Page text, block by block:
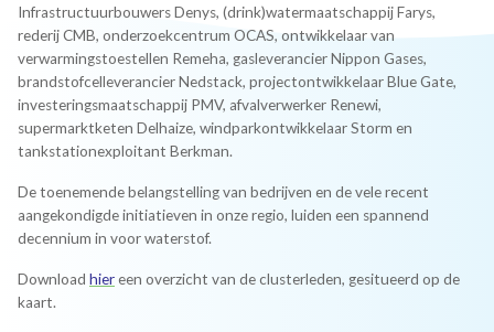
Infrastructuurbouwers Denys, (drink)watermaatschappij Farys,
rederij CMB, onderzoekcentrum OCAS, ontwikkelaar van
verwarmingstoestellen Remeha, gasleverancier Nippon Gases,
brandstofcelleverancier Nedstack, projectontwikkelaar Blue Gate,
investeringsmaatschappij PMV, afvalverwerker Renewi,
supermarktketen Delhaize, windparkontwikkelaar Storm en
tankstationexploitant Berkman.
De toenemende belangstelling van bedrijven en de vele recent
aangekondigde initiatieven in onze regio, luiden een spannend
decennium in voor waterstof.
Downloadhiereen overzicht van de clusterleden, gesitueerd op de
kaart.